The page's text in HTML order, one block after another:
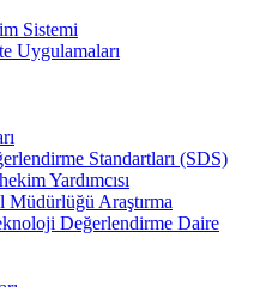
Sistemi
Uygulamaları
Standartları (SDS)
Yardımcısı
Müdürlüğü Araştırma
Değerlendirme Daire